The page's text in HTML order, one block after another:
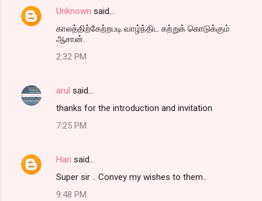
e
Unknown said…
காலத்திற்கேற்றபடி வாழ்ந்திட கற்றுக் கொடுக்கும்
ஆசான்.
2:32 PM
arul said…
thanks for the introduction and invitation
7:25 PM
Hari said…
Super sir .. Convey my wishes to them..
9:48 PM